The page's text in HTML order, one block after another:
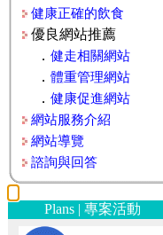
健康正確的飲食
優良網站推薦
． 健走相關網站
． 體重管理網站
． 健康促進網站
網站服務介紹
網站導覽
諮詢與回答
Plans | 專案活動